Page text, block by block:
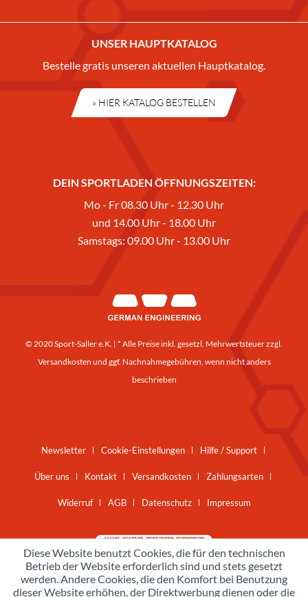
UNSER HAUPTKATALOG
Bestelle gratis unseren aktuellen Hauptkatalog.
» HIER KATALOG BESTELLEN
DEIN SPORTLADEN ÖFFNUNGSZEITEN:
Mo - Fr 08.30 Uhr - 12.30 Uhr
und 14.00 Uhr - 18.00 Uhr
Samstags: 09.00 Uhr - 13.00 Uhr
© 2020 Sport-Saller e.K. | * Alle Preise inkl. gesetzl. Mehrwertsteuer zzgl.
Versandkosten und ggf. Nachnahmegebühren, wenn nicht anders
beschrieben
Newsletter Cookie-Einstellungen Hilfe / Support
Über uns Kontakt Versandkosten Zahlungsarten
Widerruf AGB Datenschutz Impressum
Diese Website benutzt Cookies, die für den technischen
Betrieb der Website erforderlich sind und stets gesetzt
werden. Andere Cookies, die den Komfort bei Benutzung
dieser Website erhöhen, der Direktwerbung dienen oder die